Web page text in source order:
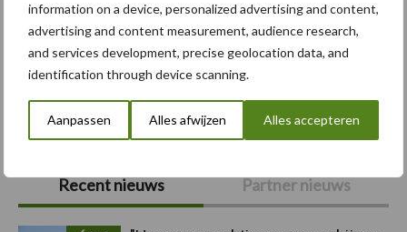
information on a device, personalized advertising and content,
advertising and content measurement, audience research,
and services development, precise geolocation data, and
identification through device scanning.
Aanpassen Alles afwijzen Alles accepteren
Primaire
Sidebar
Recent nieuws Partner nieuws
Toon meer